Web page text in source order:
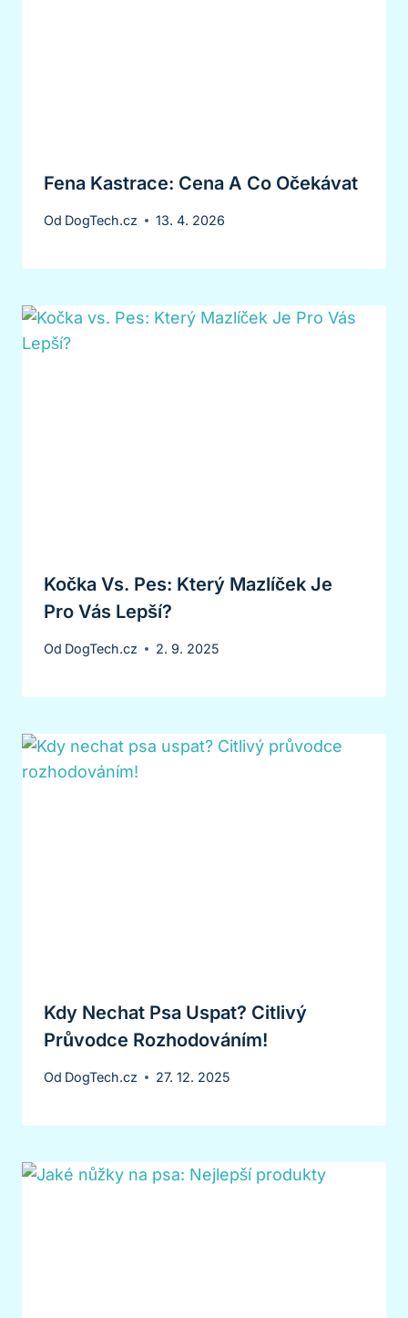
Fena Kastrace: Cena A Co Očekávat
Od DogTech.cz 13. 4. 2026
Kočka Vs. Pes: Který Mazlíček Je
Pro Vás Lepší?
Od DogTech.cz 2. 9. 2025
Kdy Nechat Psa Uspat? Citlivý
Průvodce Rozhodováním!
Od DogTech.cz 27. 12. 2025